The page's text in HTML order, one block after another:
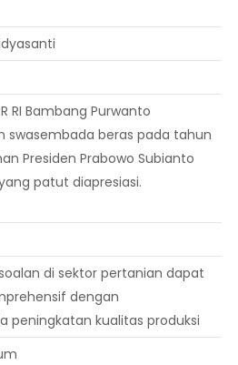
RI Bambang Purwanto
swasembada beras pada tahun
Presiden Prabowo Subianto
patut diapresiasi.
di sektor pertanian dapat
dengan
peningkatan kualitas produksi